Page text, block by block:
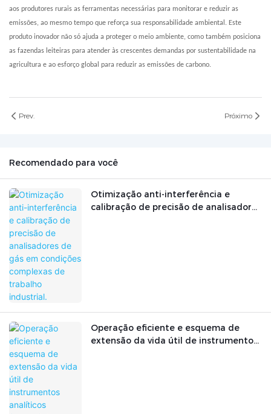
aos produtores rurais as ferramentas necessárias para monitorar e reduzir as
emissões, ao mesmo tempo que reforça sua responsabilidade ambiental. Este
produto inovador não só ajuda a proteger o meio ambiente, como também posiciona
as fazendas leiteiras para atender às crescentes demandas por sustentabilidade na
agricultura e ao esforço global para reduzir as emissões de carbono.
Prev. Próximo
Recomendado para você
Otimização anti-interferência e
calibração de precisão de analisadores
Operação eficiente e esquema de
extensão da vida útil de instrumentos